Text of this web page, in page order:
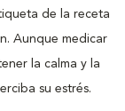
de la receta
Aunque medicar
la calma y la
su estrés.